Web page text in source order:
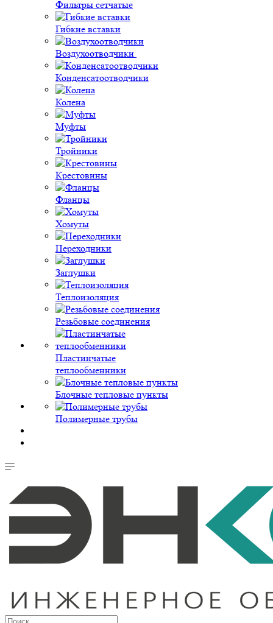
Фильтры сетчатые
Гибкие вставки
Воздухоотводчики
Конденсатоотводчики
Колена
Муфты
Тройники
Крестовины
Фланцы
Хомуты
Переходники
Заглушки
Теплоизоляция
Резьбовые соединения
Пластинчатые
теплообменники
Блочные тепловые пункты
Полимерные трубы